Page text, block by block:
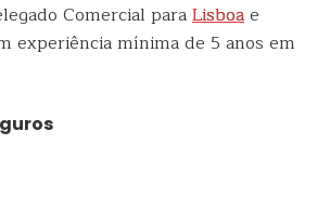
Comercial paraLisboae
experiência mínima de 5 anos em